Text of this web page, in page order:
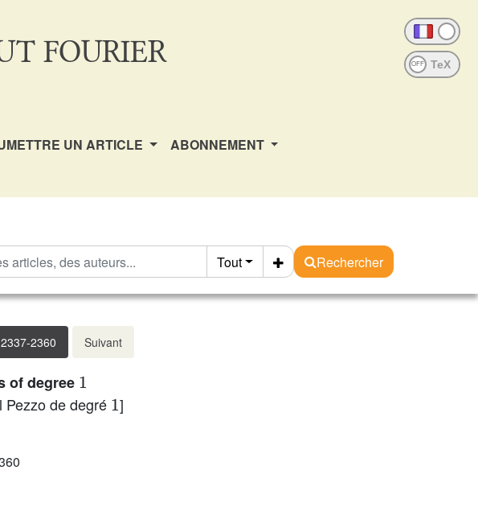
FOURIER OFF
UN ARTICLE ABONNEMENT
Tout
Rechercher
2360 Suivant
of degree
Pezzo de degré 1]